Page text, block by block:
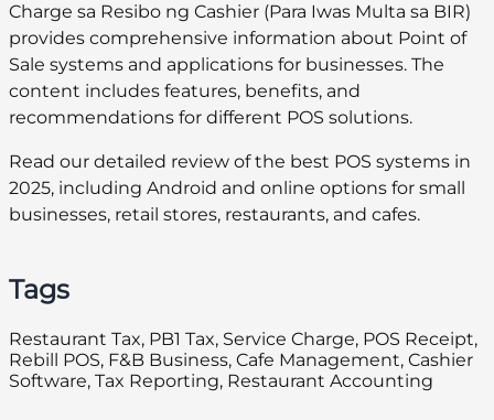
Charge sa Resibo ng Cashier (Para Iwas Multa sa BIR)
provides comprehensive information about Point of
Sale systems and applications for businesses. The
content includes features, benefits, and
recommendations for different POS solutions.
Read our detailed review of the best POS systems in
2025, including Android and online options for small
businesses, retail stores, restaurants, and cafes.
Tags
Restaurant Tax, PB1 Tax, Service Charge, POS Receipt,
Rebill POS, F&B Business, Cafe Management, Cashier
Software, Tax Reporting, Restaurant Accounting